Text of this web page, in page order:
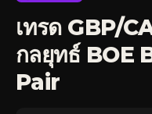
เทรด GBP/
กลยุทธ์ BOE
Pair